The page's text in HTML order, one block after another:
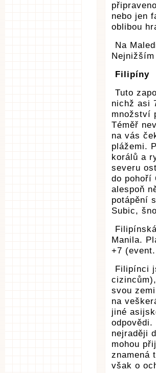
nebo jen
oblibou
Na
Filipíny
Tuto
nichž asi
množství
Téměř
na vás
plážemi.
korálů a
severu
do pohoří
alespoň
potápění
Subic,
Manila.
+7
Filipínci
svou
na
jiné
nejraději
mohou
znamená
však o